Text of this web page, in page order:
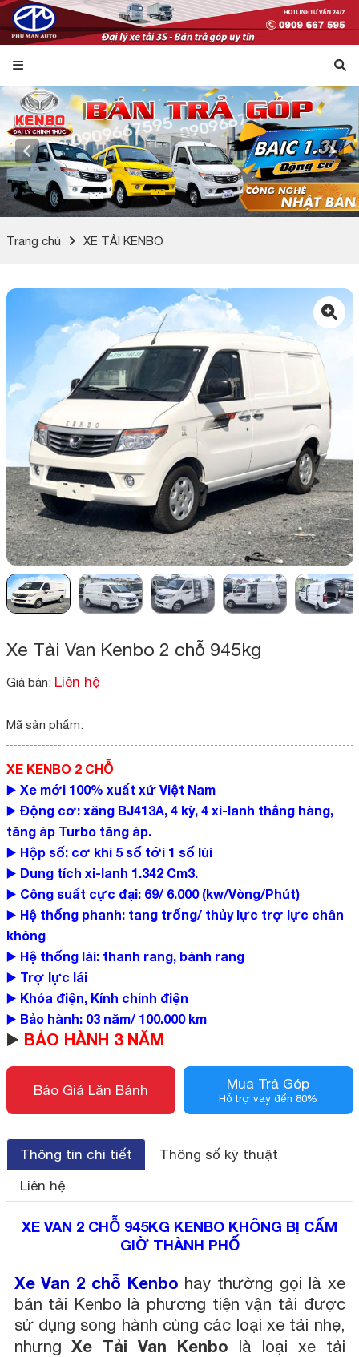
Trang chủ XE TẢI KENBO
Xe Tải Van Kenbo 2 chỗ 945kg
Giá bán: Liên hệ
Mã sản phẩm:
XE KENBO 2 CHỖ
▶️ Xe mới 100% xuất xứ Việt Nam
▶️ Động cơ: xăng BJ413A, 4 kỳ, 4 xi-lanh thẳng hàng,
tăng áp Turbo tăng áp.
▶️ Hộp số: cơ khí 5 số tới 1 số lùi
▶️ Dung tích xi-lanh 1.342 Cm3.
▶️ Công suất cực đại: 69/ 6.000 (kw/Vòng/Phút)
▶️ Hệ thống phanh: tang trống/ thủy lực trợ lực chân
không
▶️ Hệ thống lái: thanh rang, bánh rang
▶️ Trợ lực lái
▶️ Khóa điện, Kính chỉnh điện
▶️ Bảo hành: 03 năm/ 100.000 km
▶️ BẢO HÀNH 3 NĂM
Báo Giá Lăn Bánh Mua Trả Góp
Hỗ trợ vay đến 80%
Thông tin chi tiết
Thông số kỹ thuật
Liên hệ
XE VAN 2 CHỖ 945KG KENBO KHÔNG BỊ CẤM
GIỜ THÀNH PHỐ
Xe Van 2 chỗ Kenbo hay thường gọi là xe
bán tải Kenbo là phương tiện vận tải được
sử dụng song hành cùng các loại xe tải nhẹ,
nhưngXe Tải Van Kenbo là loại xe tải